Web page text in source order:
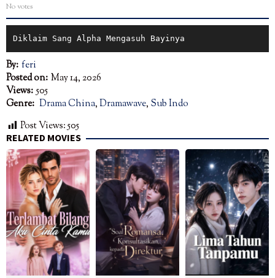
No votes
Diklaim Sang Alpha Mengasuh Bayinya
By: feri
Posted on: May 14, 2026
Views: 505
Genre: Drama China,Dramawave, Sub Indo
Post Views:505
RELATED MOVIES